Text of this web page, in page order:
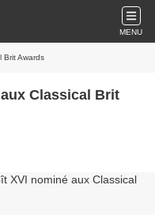
MENU
Brit Awards
Classical Brit